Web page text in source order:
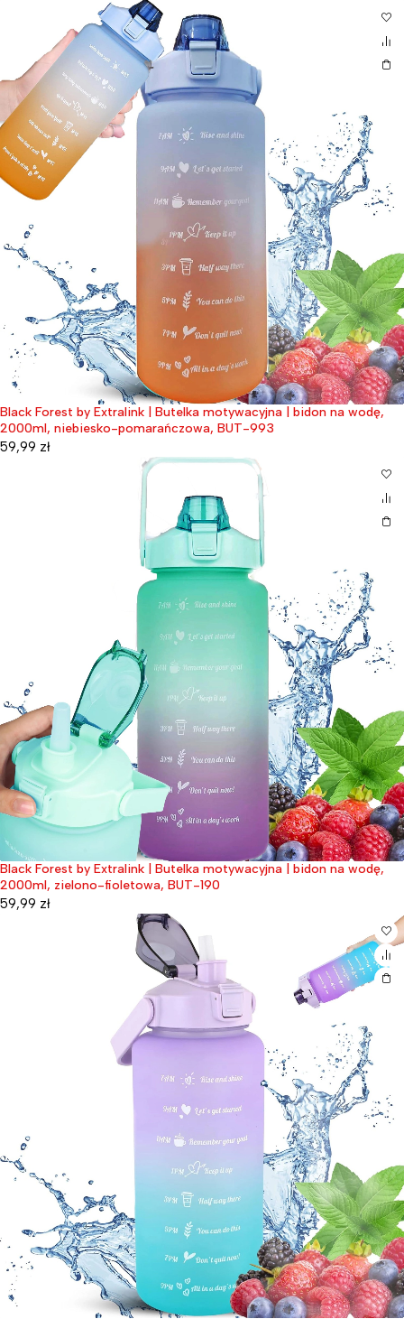
Black Forest by Extralink | Butelka motywacyjna | bidon na wodę,
2000ml, niebiesko-pomarańczowa, BUT-993
59,99 zł
Black Forest by Extralink | Butelka motywacyjna | bidon na wodę,
2000ml, zielono-fioletowa, BUT-190
59,99 zł